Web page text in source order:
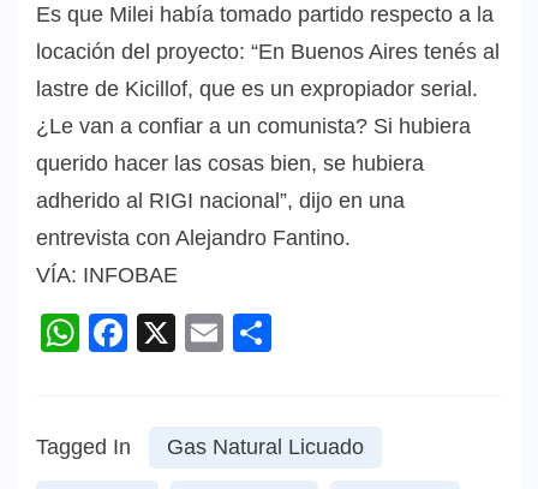
Es que Milei había tomado partido respecto a la
locación del proyecto: “En Buenos Aires tenés al
lastre de Kicillof, que es un expropiador serial.
¿Le van a confiar a un comunista? Si hubiera
querido hacer las cosas bien, se hubiera
adherido al RIGI nacional”, dijo en una
entrevista con Alejandro Fantino.
VÍA: INFOBAE
WhatsApp
Facebook
X Email
Tagged In Gas Natural Licuado